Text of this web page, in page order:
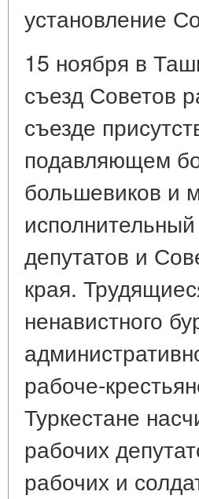
установление
15 ноября в
съезд Советов
съезде
подавляющем
большевиков и
депутатов и
края.
ненавистного
рабоче-
Туркестане
рабочих
рабочих и